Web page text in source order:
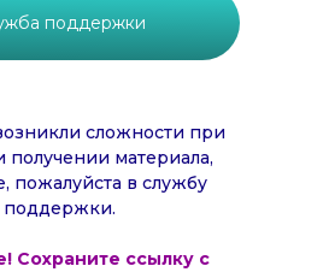
сложности при
получении материала,
пожалуйста в службу
поддержки.
Сохраните ссылку с
поддержки